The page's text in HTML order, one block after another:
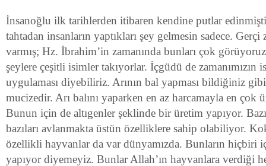
İnsanoğlu ilk tarihlerden itibaren kendine putlar
tahtadan insanların yaptıkları şey gelmesin sadece. Gerçi
varmış; Hz. İbrahim’in zamanında bunları çok
şeylere çeşitli isimler takıyorlar. İçgüdü de zamanımızın
uygulaması diyebiliriz. Arının bal yapması bildiğiniz gibi
mucizedir. Arı balını yaparken en az harcamayla en çok
Bunun için de altıgenler şeklinde bir üretim yapıyor.
bazıları avlanmakta üstün özelliklere sahip olabiliyor.
özellikli hayvanlar da var dünyamızda. Bunların hiçbiri
yapıyor diyemeyiz. Bunlar Allah’ın hayvanlara verdiği